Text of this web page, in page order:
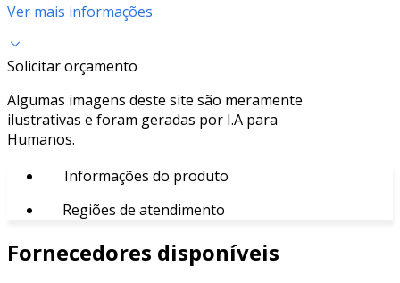
Ver mais informações
Solicitar orçamento
Algumas imagens deste site são meramente
ilustrativas e foram geradas por I.A para
Humanos.
Informações do produto
Regiões de atendimento
Fornecedores disponíveis